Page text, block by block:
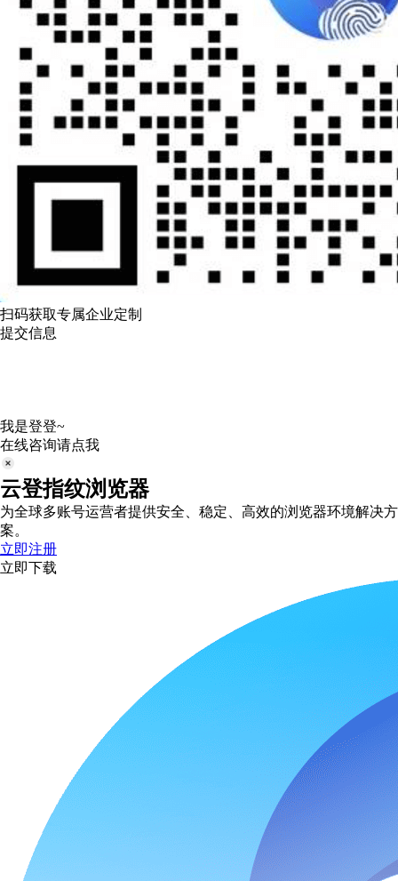
扫码获取专属企业定制
提交信息
我是登登~
在线咨询请点我
云登指纹浏览器
为全球多账号运营者提供安全、稳定、高效的浏览器环境解决方
案。
立即注册
立即下载